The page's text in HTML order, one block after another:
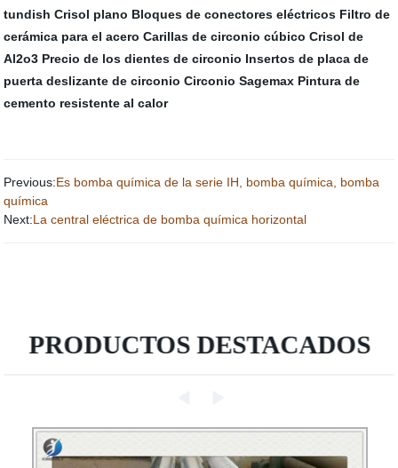
tundish Crisol plano Bloques de conectores eléctricos Filtro de
cerámica para el acero Carillas de circonio cúbico Crisol de
Al2o3 Precio de los dientes de circonio Insertos de placa de
puerta deslizante de circonio Circonio Sagemax Pintura de
cemento resistente al calor
Previous:Es bomba química de la serie IH, bomba química, bomba
química
Next:La central eléctrica de bomba química horizontal
PRODUCTOS DESTACADOS